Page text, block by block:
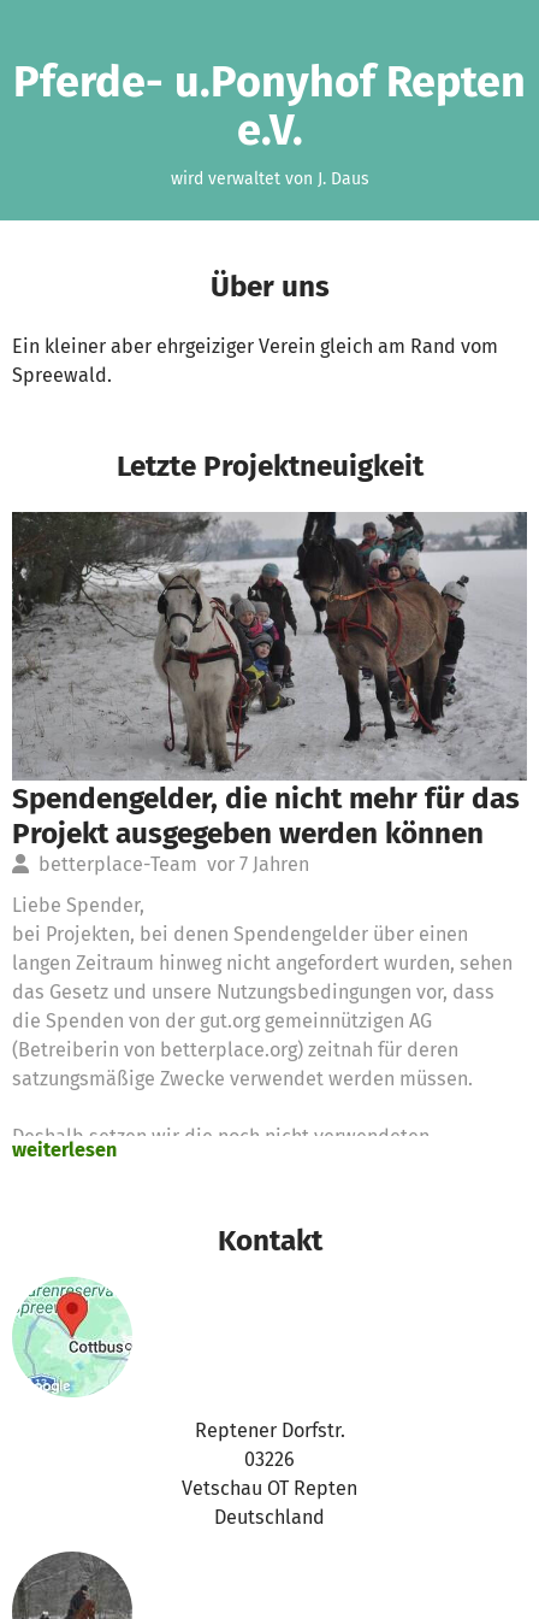
Pferde- u.Ponyhof Repten
e.V.
wird verwaltet von J. Daus
Über uns
Ein kleiner aber ehrgeiziger Verein gleich am Rand vom
Spreewald.
Letzte Projektneuigkeit
Spendengelder, die nicht mehr für das
Projekt ausgegeben werden können
betterplace-Team vor 7 Jahren
Liebe Spender,
bei Projekten, bei denen Spendengelder über einen
langen Zeitraum hinweg nicht angefordert wurden, sehen
das Gesetz und unsere Nutzungsbedingungen vor, dass
die Spenden von der gut.org gemeinnützigen AG
(Betreiberin von betterplace.org) zeitnah für deren
satzungsmäßige Zwecke verwendet werden müssen.
Deshalb setzen wir die noch nicht verwendeten
Vielen Dank für Eure Unterstützung,
das betterplace.org-Team
weiterlesen
Kontakt
Reptener Dorfstr.
03226
Vetschau OT Repten
Deutschland